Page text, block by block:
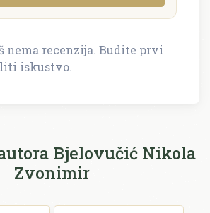
nema recenzija. Budite prvi
iskustvo.
Bjelovučić Nikola
Zvonimir